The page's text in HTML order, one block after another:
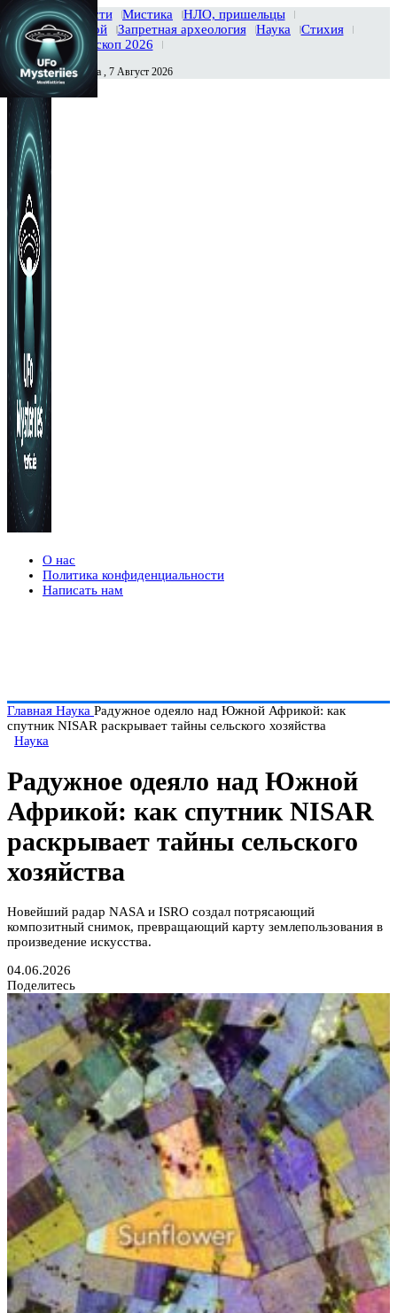
Главная Новости Мистика
НЛО, пришельцы
Тайны вселенной
Запретная археология Наука
Стихия
История
Гороскоп 2026
Сегодня Пятница , 7 Август 2026
О нас
Политика конфиденциальности
Написать нам
Главная Наука Радужное одеяло над Южной Африкой: как
спутник NISAR раскрывает тайны сельского хозяйства
Наука
Радужное одеяло над Южной
Африкой: как спутник NISAR
раскрывает тайны сельского
хозяйства
Новейший радар NASA и ISRO создал потрясающий
композитный снимок, превращающий карту землепользования в
произведение искусства.
04.06.2026
Поделитесь